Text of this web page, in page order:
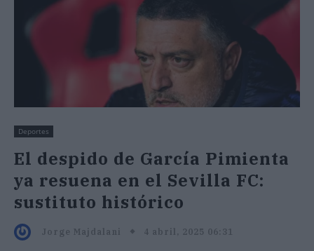
Deportes
El despido de García Pimienta
ya resuena en el Sevilla FC:
sustituto histórico
Jorge Majdalani 4 abril, 2025 06:31